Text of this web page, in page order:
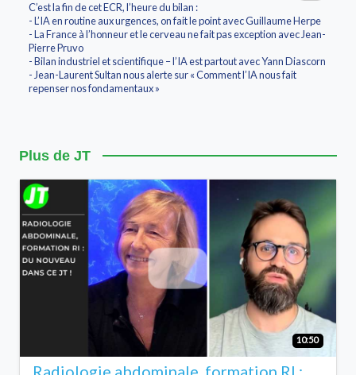
C’est la fin de cet ECR, l’heure du bilan :
- L’IA en routine aux urgences, on fait le point avec Guillaume Herpe
- La France à l’honneur et le cerveau ne fait pas exception avec Jean-
Pierre Pruvo
- Bilan industriel et scientifique – l’IA est partout avec Yann Diascorn
- Jean-Laurent Sultan nous alerte sur « Comment l’IA nous fait
repenser nos fondamentaux »
Plus de JT
10:50
Radiologie abdominale, formation RI :